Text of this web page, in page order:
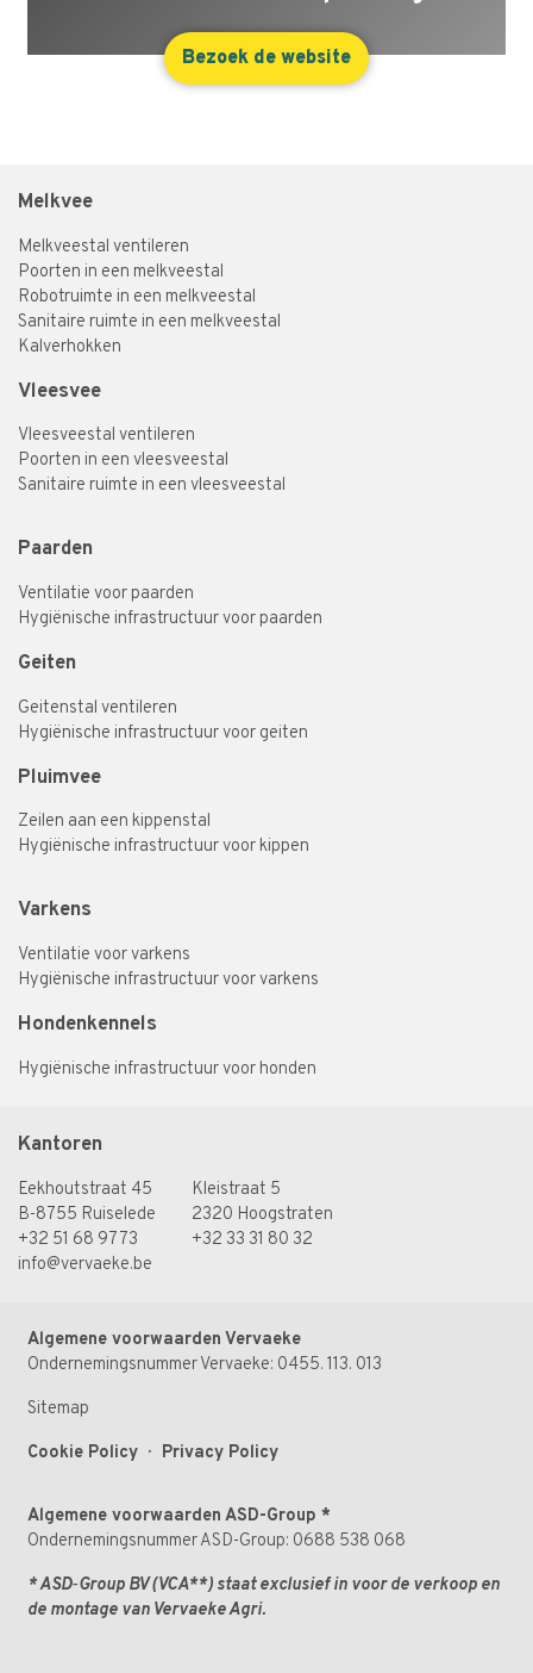
Bezoek de website
Melkvee
Melkveestal ventileren
Poorten in een melkveestal
Robotruimte in een melkveestal
Sanitaire ruimte in een melkveestal
Kalverhokken
Vleesvee
Vleesveestal ventileren
Poorten in een vleesveestal
Sanitaire ruimte in een vleesveestal
Paarden
Ventilatie voor paarden
Hygiënische infrastructuur voor paarden
Geiten
Geitenstal ventileren
Hygiënische infrastructuur voor geiten
Pluimvee
Zeilen aan een kippenstal
Hygiënische infrastructuur voor kippen
Varkens
Ventilatie voor varkens
Hygiënische infrastructuur voor varkens
Hondenkennels
Hygiënische infrastructuur voor honden
Kantoren
Eekhoutstraat 45
B-8755 Ruiselede
+32 51 68 97 73
info@vervaeke.be
Kleistraat 5
2320 Hoogstraten
+32 33 31 80 32
Algemene voorwaarden Vervaeke
Ondernemingsnummer Vervaeke: 0455. 113. 013
Sitemap
Cookie Policy · Privacy Policy
Algemene voorwaarden ASD-Group *
Ondernemingsnummer ASD-Group: 0688 538 068
* ASD‑Group BV (VCA**) staat exclusief in voor de verkoop en
de montage van Vervaeke Agri.